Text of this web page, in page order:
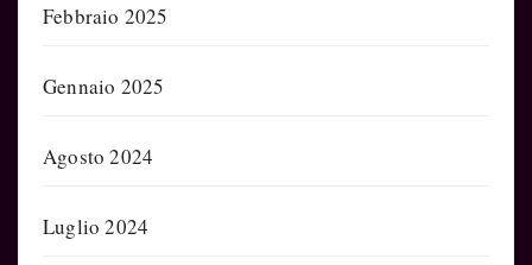
Febbraio 2025
Gennaio 2025
Agosto 2024
Luglio 2024